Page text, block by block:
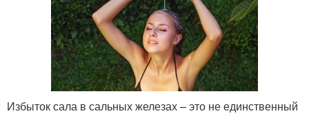
Избыток сала в сальных железах – это не единственный